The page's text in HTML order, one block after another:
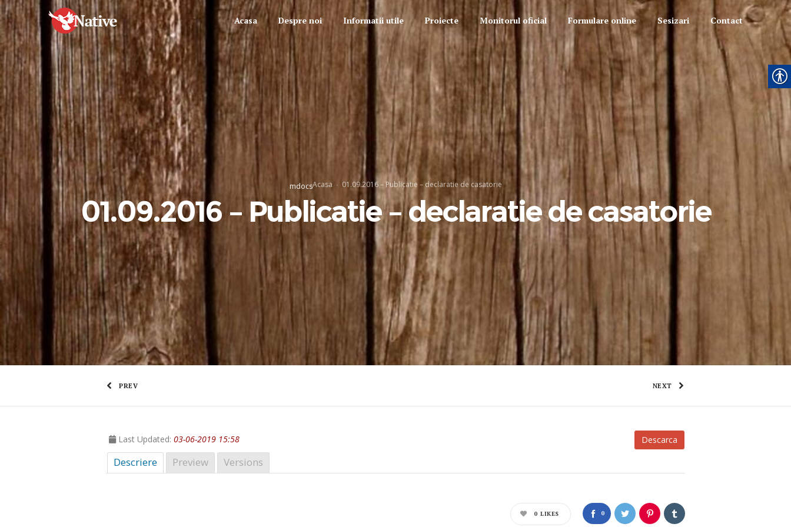
Acasa Despre noi Informatii utile Proiecte Monitorul oficial Formulare online Sesizari Contact
mdocsAcasa 01.09.2016 – Publicatie – declaratie de casatorie
01.09.2016 – Publicatie – declaratie de casatorie
PREV NEXT
Descarca
Last Updated:03-06-2019 15:58
Descriere Preview Versions
0
0 LIKES